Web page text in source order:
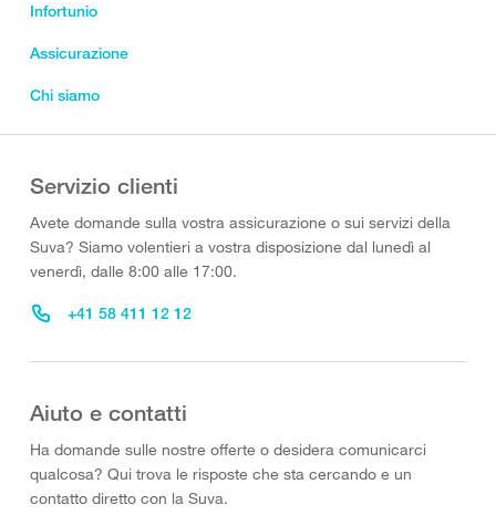
Infortunio
Assicurazione
Chi siamo
Servizio clienti
Avete domande sulla vostra assicurazione o sui servizi della
Suva? Siamo volentieri a vostra disposizione dal lunedì al
venerdì, dalle 8:00 alle 17:00.
+41 58 411 12 12
Aiuto e contatti
Ha domande sulle nostre offerte o desidera comunicarci
qualcosa? Qui trova le risposte che sta cercando e un
contatto diretto con la Suva.